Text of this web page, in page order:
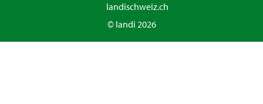
landischweiz.ch
© landi 2026